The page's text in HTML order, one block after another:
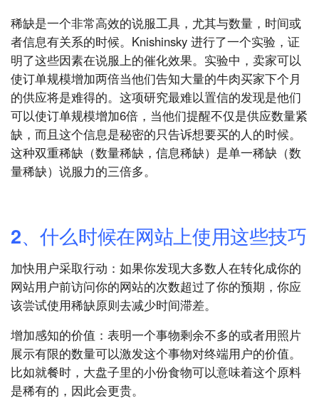
稀缺是一个非常高效的说服工具，尤其与数量，时间或
者信息有关系的时候。Knishinsky 进行了一个实验，证
明了这些因素在说服上的催化效果。实验中，卖家可以
使订单规模增加两倍当他们告知大量的牛肉买家下个月
的供应将是难得的。这项研究最难以置信的发现是他们
可以使订单规模增加6倍，当他们提醒不仅是供应数量紧
缺，而且这个信息是秘密的只告诉想要买的人的时候。
这种双重稀缺（数量稀缺，信息稀缺）是单一稀缺（数
量稀缺）说服力的三倍多。
2、什么时候在网站上使用这些技巧
加快用户采取行动：如果你发现大多数人在转化成你的
网站用户前访问你的网站的次数超过了你的预期，你应
该尝试使用稀缺原则去减少时间滞差。
增加感知的价值：表明一个事物剩余不多的或者用照片
展示有限的数量可以激发这个事物对终端用户的价值。
比如就餐时，大盘子里的小份食物可以意味着这个原料
是稀有的，因此会更贵。